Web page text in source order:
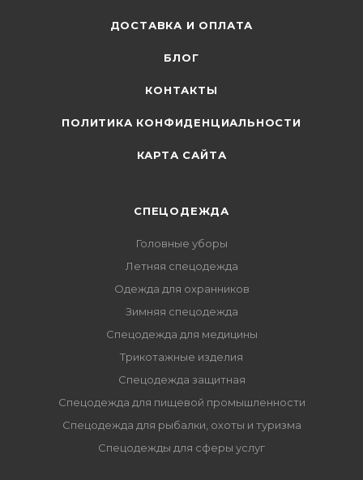
ДОСТАВКА И ОПЛАТА
БЛОГ
КОНТАКТЫ
ПОЛИТИКА КОНФИДЕНЦИАЛЬНОСТИ
КАРТА САЙТА
СПЕЦОДЕЖДА
Головные уборы
Летняя спецодежда
Одежда для охранников
Зимняя спецодежда
Спецодежда для медицины
Трикотажные изделия
Спецодежда защитная
Спецодежда для пищевой промышленности
Спецодежда для рыбалки, охоты и туризма
Спецодежды для сферы услуг